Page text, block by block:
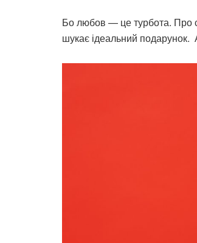
Бо любов — це турбота. Про
шукає ідеальний подарунок.